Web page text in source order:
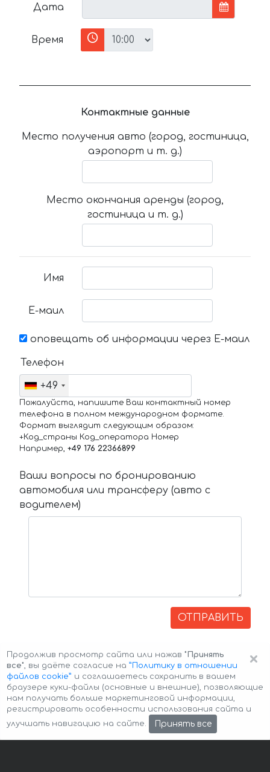
Дата
Время
Контактные данные
Место получения авто (город, гостиница,
аэропорт и т. д.)
Место окончания аренды (город,
гостиница и т. д.)
Имя
Е-маил
оповещать об информации через Е-маил
Телефон
+49
Пожалуйста, напишите Ваш контактный номер
телефона в полном международном формате.
Формат выглядит следующим образом:
+Код_страны Код_оператора Номер
Например, +49 176 22366899
Ваши вопросы по бронированию
автомобиля или трансферу (авто с
водителем)
ОТПРАВИТЬ
Авторские права © 2026 Авто-Аренда Cookie Policy
×
Продолжив просмотр сайта или нажав "Принять
все", вы даёте согласие на ”Политику в отношении
файлов cookie” и соглашаетесь сохранить в вашем
браузере куки-файлы (основные и внешние), позволяющие
нам получать больше маркетинговой информации,
регистрировать особенности использования сайта и
улучшать навигацию на сайте.
Принять все